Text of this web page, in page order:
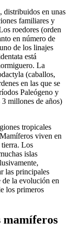
distribuidos en unas
familiares y
roedores (orden
en número de
de los linajes
está
La
(caballos,
en las que se
Paleógeno y
millones de años)
tropicales
viven en
tierra. Los
islas
las principales
de la evolución en
los primeros
mamíferos